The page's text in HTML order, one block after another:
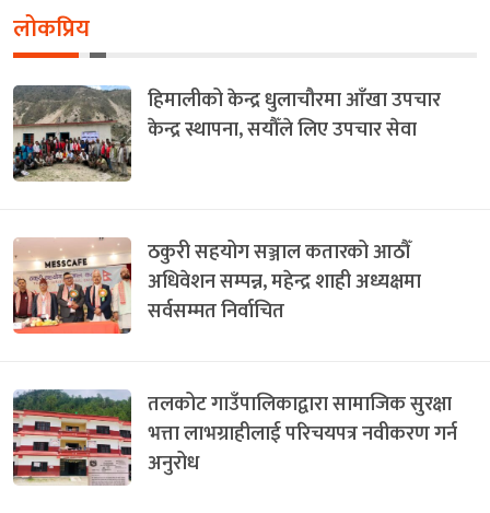
लोकप्रिय
हिमालीको केन्द्र धुलाचौरमा आँखा उपचार
केन्द्र स्थापना, सयौँले लिए उपचार सेवा
ठकुरी सहयोग सञ्जाल कतारको आठौँ
अधिवेशन सम्पन्न, महेन्द्र शाही अध्यक्षमा
सर्वसम्मत निर्वाचित
तलकोट गाउँपालिकाद्वारा सामाजिक सुरक्षा
भत्ता लाभग्राहीलाई परिचयपत्र नवीकरण गर्न
अनुरोध